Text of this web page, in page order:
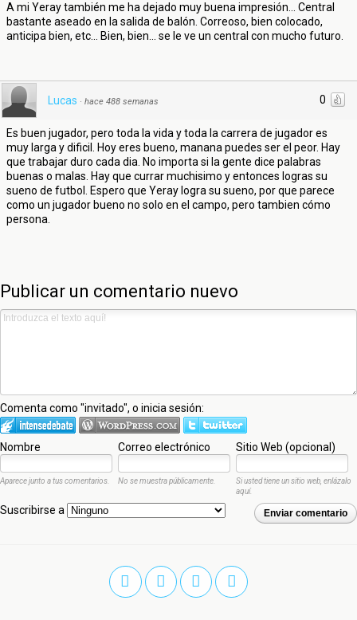
A mi Yeray también me ha dejado muy buena impresión... Central
bastante aseado en la salida de balón. Correoso, bien colocado,
anticipa bien, etc... Bien, bien... se le ve un central con mucho futuro.
0
Lucas · hace 488 semanas
Es buen jugador, pero toda la vida y toda la carrera de jugador es
muy larga y dificil. Hoy eres bueno, manana puedes ser el peor. Hay
que trabajar duro cada dia. No importa si la gente dice palabras
buenas o malas. Hay que currar muchisimo y entonces logras su
sueno de futbol. Espero que Yeray logra su sueno, por que parece
como un jugador bueno no solo en el campo, pero tambien cómo
persona.
Publicar un comentario nuevo
Comenta como "invitado", o inicia sesión:
Nombre Correo electrónico Sitio Web (opcional)
Aparece junto a tus comentarios. No se muestra públicamente.
Si usted tiene un sitio web, enlázalo
aquí.
Enviar comentario
Suscribirse a